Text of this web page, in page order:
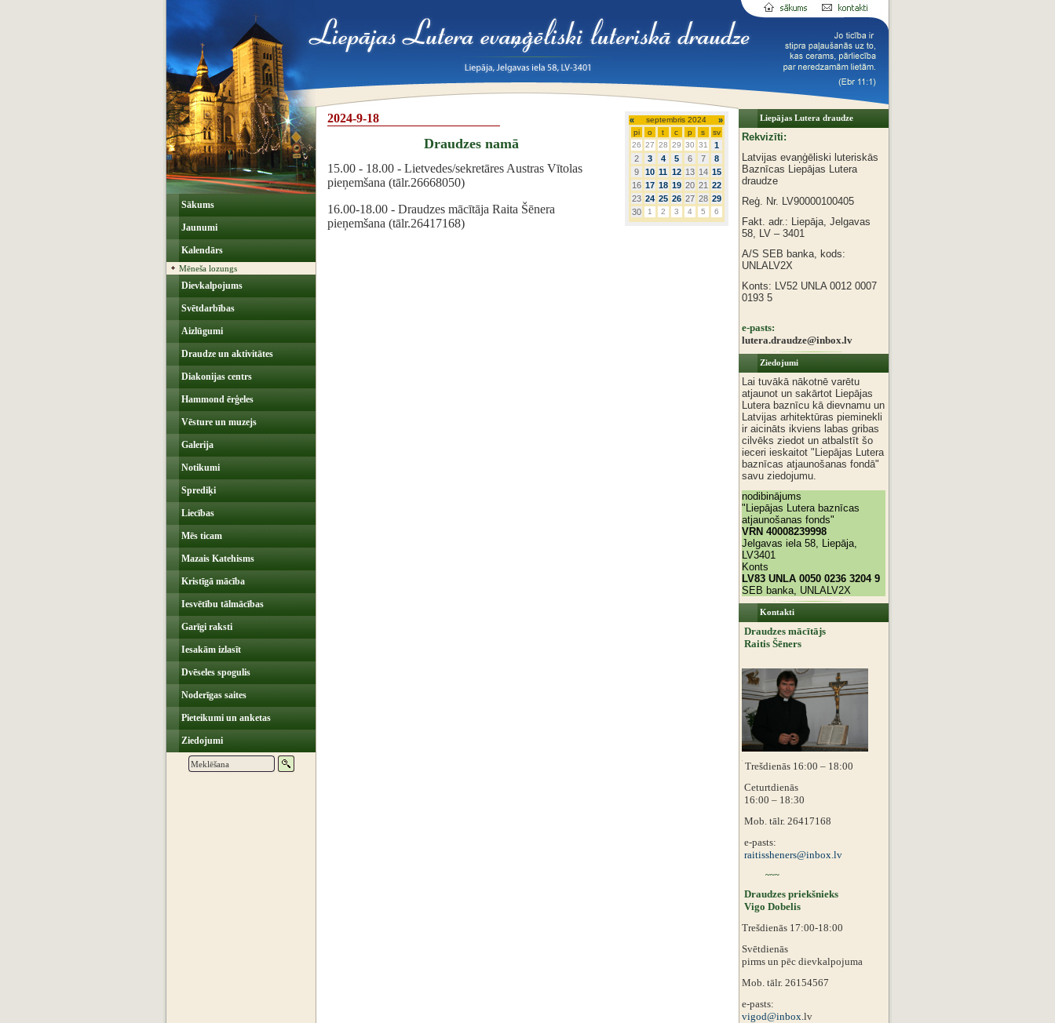
Sākums
Jaunumi
Kalendārs
Mēneša lozungs
Dievkalpojums
Svētdarbības
Aizlūgumi
Draudze un aktivitātes
Diakonijas centrs
Hammond ērģeles
Vēsture un muzejs
Galerija
Notikumi
Sprediķi
Liecības
Mēs ticam
Mazais Katehisms
Kristīgā mācība
Iesvētību tālmācības
Garīgi raksti
Iesakām izlasīt
Dvēseles spogulis
Noderīgas saites
Pieteikumi un anketas
Ziedojumi
« septembris 2024 »
pi o t c p s
sv
26 27 28 29 30 31
1
2
3 4 5 6 7
8
9
10 11 12 13 14 15
16 17 18 19 20 21 22
23 24 25 26 27 28 29
30
1 2 3 4 5 6
2024-9-18
Draudzes namā
15.00 - 18.00 - Lietvedes/sekretāres Austras Vītolas
pieņemšana (tālr.26668050)
16.00-18.00 - Draudzes mācītāja Raita Šēnera
pieņemšana (tālr.26417168)
Liepājas Lutera draudze
Rekvizīti:
Latvijas evaņģēliski luteriskās
Baznīcas Liepājas Lutera
draudze
Reģ. Nr. LV90000100405
Fakt. adr.: Liepāja, Jelgavas
58, LV – 3401
A/S SEB banka, kods:
UNLALV2X
Konts: LV52 UNLA 0012 0007
0193 5
e-pasts:
lutera.draudze@inbox.lv
Ziedojumi
Lai tuvākā nākotnē varētu
atjaunot un sakārtot Liepājas
Lutera baznīcu kā dievnamu un
Latvijas arhitektūras pieminekli
ir aicināts ikviens labas gribas
cilvēks ziedot un atbalstīt šo
ieceri ieskaitot "Liepājas Lutera
baznīcas atjaunošanas fondā"
savu ziedojumu.
nodibinājums
"Liepājas Lutera baznīcas
atjaunošanas fonds"
VRN 40008239998
Jelgavas iela 58, Liepāja,
LV3401
Konts
LV83 UNLA 0050 0236 3204 9
SEB banka, UNLALV2X
Kontakti
Draudzes mācītājs
Raitis Šēners
Trešdienās 16:00 – 18:00
Ceturtdienās
16:00 – 18:30
Mob. tālr. 26417168
e-pasts:
raitissheners@inbox.lv
~~~
Draudzes priekšnieks
Vigo Dobelis
Trešdienās 17:00-18:00
Svētdienās
pirms un pēc dievkalpojuma
Mob. tālr. 26154567
e-pasts:
vigod@inbox.lv